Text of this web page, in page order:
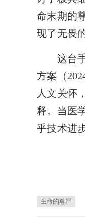
命末期的
现了无畏
这台手
方案（
人文关怀
释。当医
乎技术进
生命的尊严